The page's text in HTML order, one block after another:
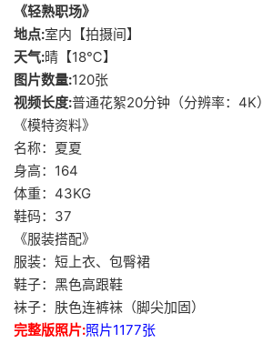
《轻熟职场》
地点:室内【拍摄间】
天气:晴【18℃】
图片数量:120张
视频长度:普通花絮20分钟（分辨率：4K）
《模特资料》
名称：夏夏
身高：164
体重：43KG
鞋码：37
《服装搭配》
服装：短上衣、包臀裙
鞋子：黑色高跟鞋
袜子：肤色连裤袜（脚尖加固）
完整版照片:照片1177张